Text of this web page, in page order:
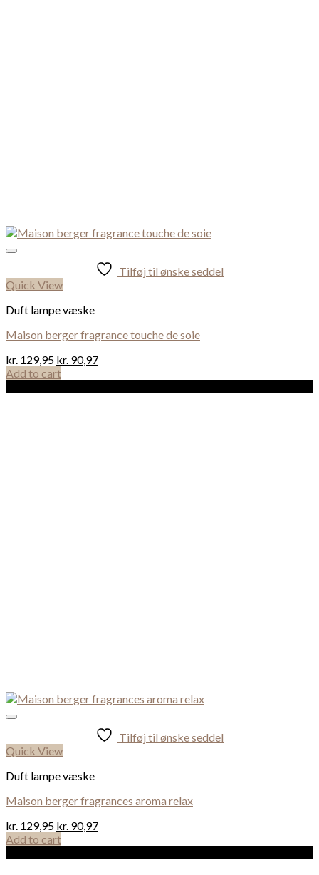
Tilføj til ønske seddel
Quick View
Duft lampe væske
Maison berger fragrance touche de soie
kr.129,95 kr. 90,97
Add to cart
Tilføj til ønske seddel
Quick View
Duft lampe væske
Maison berger fragrances aroma relax
kr.129,95 kr. 90,97
Add to cart